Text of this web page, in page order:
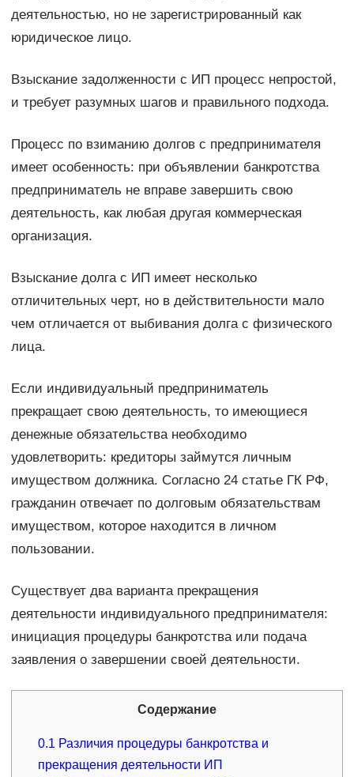
деятельностью, но не зарегистрированный как
юридическое лицо.
Взыскание задолженности с ИП процесс непростой,
и требует разумных шагов и правильного подхода.
Процесс по взиманию долгов с предпринимателя
имеет особенность: при объявлении банкротства
предприниматель не вправе завершить свою
деятельность, как любая другая коммерческая
организация.
Взыскание долга с ИП имеет несколько
отличительных черт, но в действительности мало
чем отличается от выбивания долга с физического
лица.
Если индивидуальный предприниматель
прекращает свою деятельность, то имеющиеся
денежные обязательства необходимо
удовлетворить: кредиторы займутся личным
имуществом должника. Согласно 24 статье ГК РФ,
гражданин отвечает по долговым обязательствам
имуществом, которое находится в личном
пользовании.
Существует два варианта прекращения
деятельности индивидуального предпринимателя:
инициация процедуры банкротства или подача
заявления о завершении своей деятельности.
Содержание
0.1 Различия процедуры банкротства и
прекращения деятельности ИП